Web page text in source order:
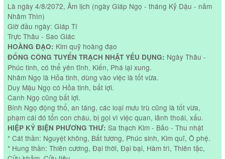
Là ngày 4/8/2072, Âm lịch (ngày Giáp Ngọ - tháng Kỷ Dậu - năm
Nhâm Thìn)
Giờ đầu ngày: Giáp Tí
Trực Thâu - Sao Giác
HOÀNG ĐẠO: Kim quỹ hoàng đạo
ĐỔNG CÔNG TUYỂN TRẠCH NHẬT YẾU DỤNG: Ngày Thâu -
Phúc tinh, có thể yên tĩnh. Kiến, Phá lại xung.
Nhâm Ngọ là Hỏa tinh, dùng vào việc là tốt vừa.
Duy Mậu Ngọ có Hỏa tinh, bất lợi.
Canh Ngọ cũng bất lợi.
Bính Ngọ động thổ, an táng, các loại mưu trù cũng là tốt vừa,
phạm cái đó tổn con cháu, bị gọi vì việc quan, lãnh thoái, xấu.
HIỆP KỶ BIỆN PHƯƠNG THƯ: Sa thạch Kim - Bảo - Thu nhật
* Cát thần: Nguyệt không, Bất tương, Phúc sinh, Kim quĩ, Ô phệ.
* Hung thần: Thiên cương, Đại thời, Đại bại, Hàm trì, Thiên tặc,